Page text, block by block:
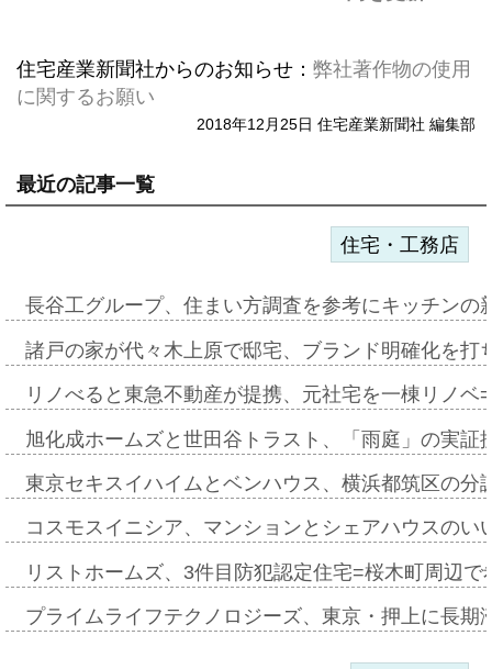
住宅産業新聞社からのお知らせ： 弊社著作物の使用
に関するお願い
2018年12月25日 住宅産業新聞社 編集部
最近の記事一覧
住宅・工務店
長谷工グループ、住まい方調査を参考にキッチン
諸戸の家が代々木上原で邸宅、ブランド明確化を
リノべると東急不動産が提携、元社宅を一棟リノ
旭化成ホームズと世田谷トラスト、「雨庭」の実
東京セキスイハイムとベンハウス、横浜都筑区の
コスモスイニシア、マンションとシェアハウスの
リストホームズ、3件目防犯認定住宅=桜木町周辺
プライムライフテクノロジーズ、東京・押上に長